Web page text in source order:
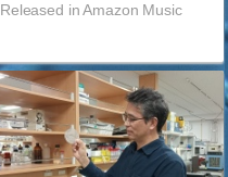
Released in Amazon Music